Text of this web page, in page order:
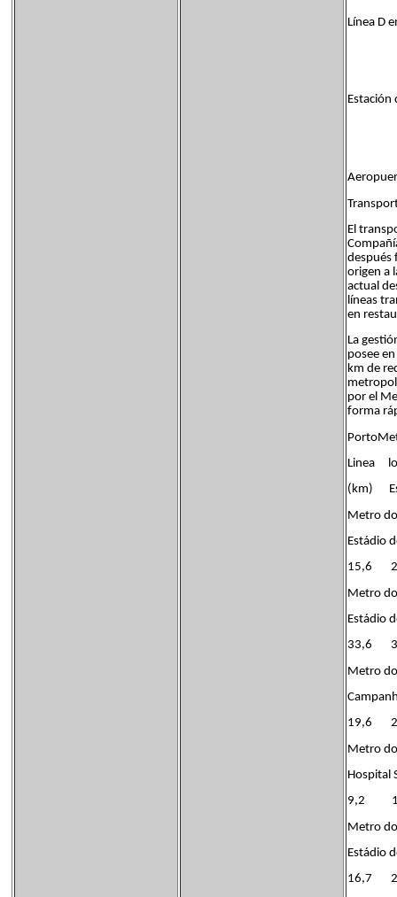
Línea D
Estación
El
después
origen a
actual
líneas
en
La
posee
km de
por el
forma
Linea
(km)
Metro
Estádio
15,6
Metro
Estádio
33,6
Metro
19,6
Metro
Hospital
9,2 16
Metro
Estádio
16,7